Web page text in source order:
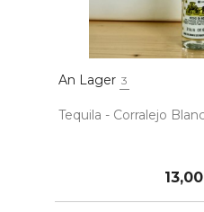
An Lager 3
Tequila - Corralejo